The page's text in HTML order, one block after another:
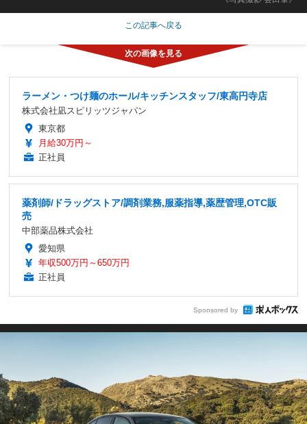
この記事へ戻る
ラーメン・つけ麺のホール/キッチンスタッフ/東高円寺店
株式会社凪スピリッツジャパン
東京都
月給30万円～
正社員
薬剤師/ドラッグストア/調剤業務,服薬指導,薬歴管理,OTC販
売
中部薬品株式会社
愛知県
年収500万円～650万円
正社員
Sponsored by